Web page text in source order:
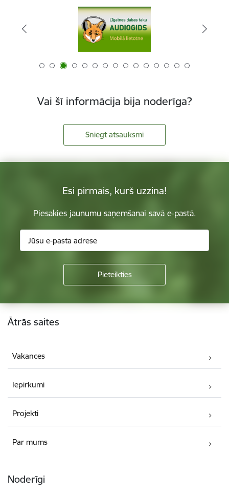
Vai šī informācija bija noderīga?
Sniegt atsauksmi
Esi pirmais, kurš uzzina!
Piesakies jaunumu saņemšanai savā e-pastā.
Kājene
Ātrās saites
Vakances
Iepirkumi
Projekti
Par mums
Noderīgi